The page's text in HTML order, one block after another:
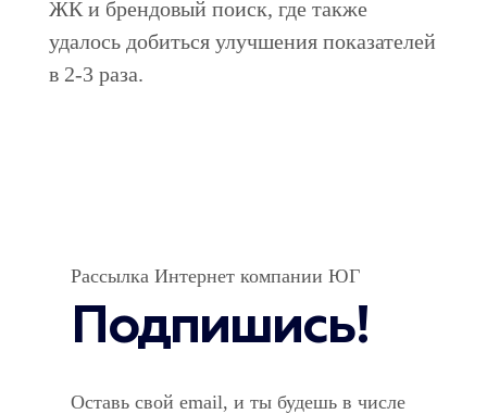
ЖК и брендовый поиск, где также
удалось добиться улучшения показателей
в 2-3 раза.
Рассылка Интернет компании ЮГ
Подпишись!
Оставь свой email, и ты будешь в числе